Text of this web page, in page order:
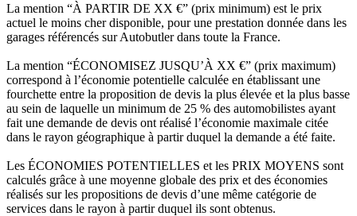
La mention “À PARTIR DE XX €” (prix minimum) est le prix
actuel le moins cher disponible, pour une prestation donnée dans les
garages référencés sur Autobutler dans toute la France.
La mention “ÉCONOMISEZ JUSQU’À XX €” (prix maximum)
correspond à l’économie potentielle calculée en établissant une
fourchette entre la proposition de devis la plus élevée et la plus basse
au sein de laquelle un minimum de 25 % des automobilistes ayant
fait une demande de devis ont réalisé l’économie maximale citée
dans le rayon géographique à partir duquel la demande a été faite.
Les ÉCONOMIES POTENTIELLES et les PRIX MOYENS sont
calculés grâce à une moyenne globale des prix et des économies
réalisés sur les propositions de devis d’une même catégorie de
services dans le rayon à partir duquel ils sont obtenus.